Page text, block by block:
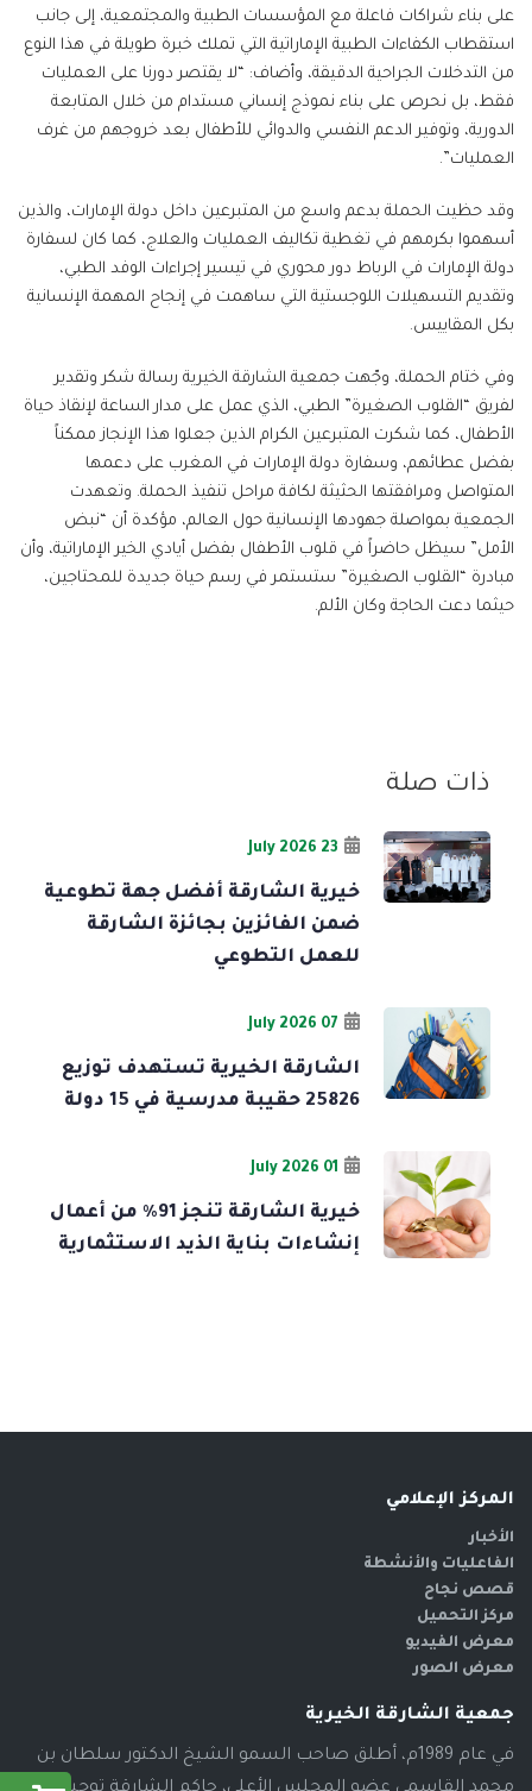
على بناء شراكات فاعلة مع المؤسسات الطبية والمجتمعية، إلى جانب
استقطاب الكفاءات الطبية الإماراتية التي تملك خبرة طويلة في هذا النوع
من التدخلات الجراحية الدقيقة، وأضاف: “لا يقتصر دورنا على العمليات
فقط، بل نحرص على بناء نموذج إنساني مستدام من خلال المتابعة
الدورية، وتوفير الدعم النفسي والدوائي للأطفال بعد خروجهم من غرف
العمليات”.
وقد حظيت الحملة بدعم واسع من المتبرعين داخل دولة الإمارات، والذين
أسهموا بكرمهم في تغطية تكاليف العمليات والعلاج، كما كان لسفارة
دولة الإمارات في الرباط دور محوري في تيسير إجراءات الوفد الطبي،
وتقديم التسهيلات اللوجستية التي ساهمت في إنجاح المهمة الإنسانية
بكل المقاييس.
وفي ختام الحملة، وجّهت جمعية الشارقة الخيرية رسالة شكر وتقدير
لفريق “القلوب الصغيرة” الطبي، الذي عمل على مدار الساعة لإنقاذ حياة
الأطفال، كما شكرت المتبرعين الكرام الذين جعلوا هذا الإنجاز ممكناً
بفضل عطائهم، وسفارة دولة الإمارات في المغرب على دعمها
المتواصل ومرافقتها الحثيثة لكافة مراحل تنفيذ الحملة. وتعهدت
الجمعية بمواصلة جهودها الإنسانية حول العالم، مؤكدة أن “نبض
الأمل” سيظل حاضراً في قلوب الأطفال بفضل أيادي الخير الإماراتية، وأن
مبادرة “القلوب الصغيرة” ستستمر في رسم حياة جديدة للمحتاجين،
حيثما دعت الحاجة وكان الألم.
ذات صلة
23 July 2026
خيرية الشارقة أفضل جهة تطوعية
ضمن الفائزين بجائزة الشارقة
للعمل التطوعي
07 July 2026
الشارقة الخيرية تستهدف توزيع
25826 حقيبة مدرسية في 15 دولة
01 July 2026
خيرية الشارقة تنجز 91% من أعمال
إنشاءات بناية الذيد الاستثمارية
المركز الإعلامي
الأخبار
الفاعليات والأنشطة
قصص نجاح
مركز التحميل
معرض الفيديو
معرض الصور
جمعية الشارقة الخيرية
في عام 1989م، أطلق صاحب السمو الشيخ الدكتور سلطان بن